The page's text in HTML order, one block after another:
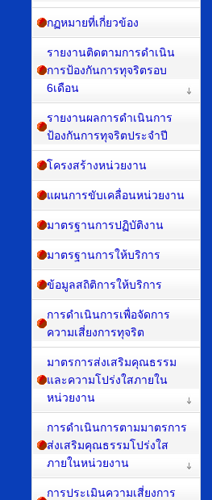
กฏหมายที่เกี่ยวข้อง
รายงานติดตามการดำเนิน
การป้องกันการทุจริตรอบ
6เดือน
รายงานผลการดำเนินการ
ป้องกันการทุจริตประจำปี
โครงสร้างหน่วยงาน
แผนการขับเคลื่อนหน่วยงาน
มาตรฐานการปฏิบัติงาน
มาตรฐานการให้บริการ
ข้อมูลสถิติการให้บริการ
การดำเนินการเพื่อจัดการ
ความเสี่ยงการทุจริต
มาตรการส่งเสริมคุณธรรม
และความโปร่งใสภายใน
หน่วยงาน
การดำเนินการตามมาตรการ
ส่งเสริมคุณธรรมโปร่งใส
ภายในหน่วยงาน
การประเมินความเสี่ยงการ